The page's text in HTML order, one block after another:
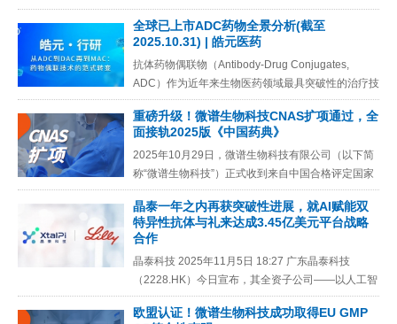
认可委员会（CNAS）的认可决定书，确认公司一期
和二期两个实
全球已上市ADC药物全景分析(截至
2025.10.31) | 皓元医药
抗体药物偶联物（Antibody-Drug Conjugates,
ADC）作为近年来生物医药领域最具突破性的治疗技
术之一，凭借 “精准靶向 + 强效杀伤” 的
重磅升级！微谱生物科技CNAS扩项通过，全
面接轨2025版《中国药典》
2025年10月29日，微谱生物科技有限公司（以下简
称“微谱生物科技”）正式收到来自中国合格评定国家
认可委员会（CNAS）的认可决定书，确认公司一期
和二期两个实
晶泰一年之内再获突破性进展，就AI赋能双
特异性抗体与礼来达成3.45亿美元平台战略
合作
晶泰科技 2025年11月5日 18:27 广东晶泰科技
（2228.HK）今日宣布，其全资子公司——以人工智
能（AI）驱动的生物药研发创新者 Ailux 与全球
欧盟认证！微谱生物科技成功取得EU GMP